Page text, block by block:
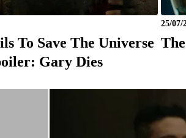
To Save The Universe
Gary Dies
25/07/